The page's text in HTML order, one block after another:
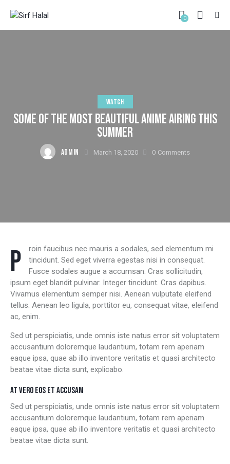
0
WATCH
SOME OF THE MOST BEAUTIFUL ANIME AIRING THIS
SUMMER
ADMIN March 18, 2020 0 Comments
Proin faucibus nec mauris a sodales, sed elementum mi
tincidunt. Sed eget viverra egestas nisi in consequat.
Fusce sodales augue a accumsan. Cras sollicitudin,
ipsum eget blandit pulvinar. Integer tincidunt. Cras dapibus.
Vivamus elementum semper nisi. Aenean vulputate eleifend
tellus. Aenean leo ligula, porttitor eu, consequat vitae, eleifend
ac, enim.
Sed ut perspiciatis, unde omnis iste natus error sit voluptatem
accusantium doloremque laudantium, totam rem aperiam
eaque ipsa, quae ab illo inventore veritatis et quasi architecto
beatae vitae dicta sunt, explicabo.
AT VERO EOS ET ACCUSAM
Sed ut perspiciatis, unde omnis iste natus error sit voluptatem
accusantium doloremque laudantium, totam rem aperiam
eaque ipsa, quae ab illo inventore veritatis et quasi architecto
beatae vitae dicta sunt.